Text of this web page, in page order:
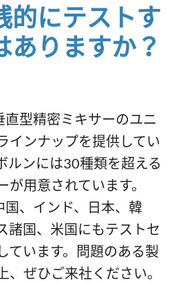
的にテストす
ありますか？
直型精密ミキサーのユニ
インナップを提供してい
ルンには30種類を超える
が用意されています。
国、インド、日本、韓
諸国、米国にもテストセ
ています。問題のある製
、ぜひご来社ください。